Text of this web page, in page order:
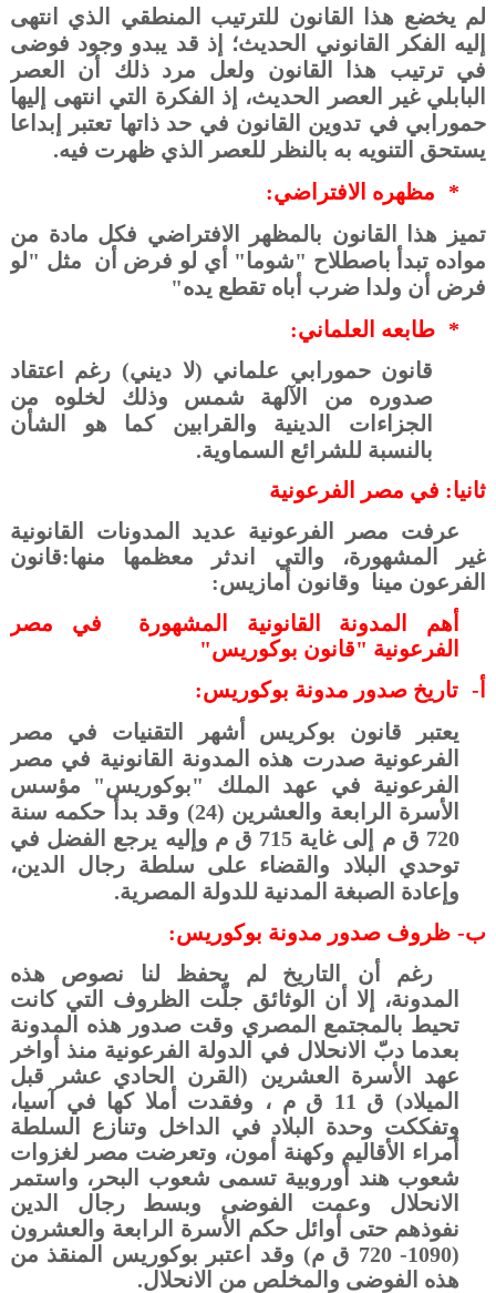
لم يخضع هذا القانون للترتيب المنطقي الذي انتهى
إليه الفكر القانوني الحديث؛ إذ قد يبدو وجود فوضى
في ترتيب هذا القانون ولعل مرد ذلك أن العصر
البابلي غير العصر الحديث، إذ الفكرة التي انتهى إليها
حمورابي في تدوين القانون في حد ذاتها تعتبر إبداعا
يستحق التنويه به بالنظر للعصر الذي ظهرت فيه.
*
مظهره الافتراضي:
تميز هذا القانون بالمظهر الافتراضي فكل مادة من
مواده تبدأ باصطلاح "شوما" أي لو فرض أن مثل "لو
فرض أن ولدا ضرب أباه تقطع يده"
* طابعه العلماني:
قانون حمورابي علماني (لا ديني) رغم اعتقاد
صدوره من الآلهة شمس وذلك لخلوه من
الجزاءات الدينية والقرابين كما هو الشأن
بالنسبة للشرائع السماوية.
ثانيا: في مصر الفرعونية
عرفت مصر الفرعونية عديد المدونات القانونية
غير المشهورة، والتي اندثر معظمها منها:قانون
الفرعون مينا وقانون أمازيس:
أهم المدونة القانونية المشهورة
في مصر
الفرعونية "قانون بوكوريس"
أ‌- تاريخ صدور مدونة بوكوريس:
يعتبر قانون بوكريس أشهر التقنيات في مصر
الفرعونية صدرت هذه المدونة القانونية في مصر
الفرعونية في عهد الملك "بوكوريس" مؤسس
الأسرة الرابعة والعشرين (24) وقد بدأ حكمه سنة
720 ق م إلى غاية 715 ق م وإليه يرجع الفضل في
توحدي البلاد والقضاء على سلطة رجال الدين،
وإعادة الصبغة المدنية للدولة المصرية.
ب‌- ظروف صدور مدونة بوكوريس:
رغم أن التاريخ لم يحفظ لنا نصوص هذه
المدونة، إلا أن الوثائق جلّت الظروف التي كانت
تحيط بالمجتمع المصري وقت صدور هذه المدونة
بعدما دبّ الانحلال في الدولة الفرعونية منذ أواخر
عهد الأسرة العشرين (القرن الحادي عشر قبل
الميلاد) ق 11 ق م ، وفقدت أملا كها في آسيا،
وتفككت وحدة البلاد في الداخل وتنازع السلطة
أمراء الأقاليم وكهنة أمون، وتعرضت مصر لغزوات
شعوب هند أوروبية تسمى شعوب البحر، واستمر
الانحلال وعمت الفوضى وبسط رجال الدين
نفوذهم حتى أوائل حكم الأسرة الرابعة والعشرون
(1090- 720 ق م) وقد اعتبر بوكوريس المنقذ من
هذه الفوضى والمخلص من الانحلال.